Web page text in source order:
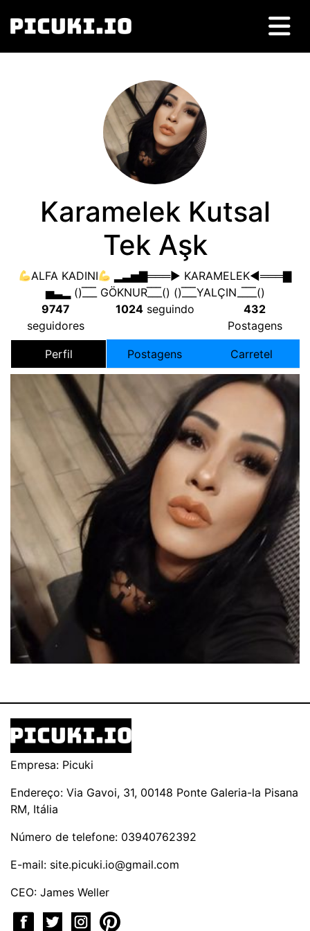
Karamelek Kutsal
Tek Aşk
ALFA KADINI
▂▃▅▇═══► KARAMELEK◄═══▇
▅▃▂()_̅_̅_̅ GÖKNUR_̅_̅_̅() ()_̅_̅_̅YALÇIN__̅_̅_̅()
9747
seguidores
1024 seguindo
432
Postagens
Perfil Postagens Carretel
Empresa: Picuki
Endereço: Via Gavoi, 31, 00148 Ponte Galeria-la Pisana
RM, Itália
Número de telefone: 03940762392
E-mail: site.picuki.io@gmail.com
CEO: James Weller